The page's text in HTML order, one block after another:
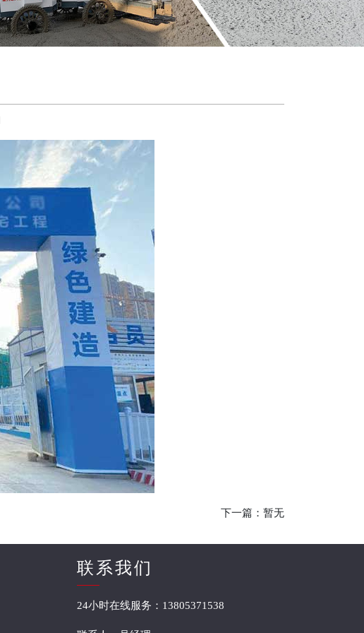
下一篇：暂无
联系我们
24小时在线服务：13805371538